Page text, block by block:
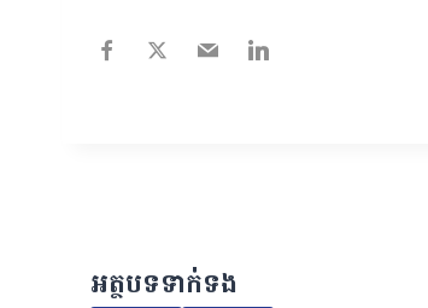
អត្ថបទទាក់ទង